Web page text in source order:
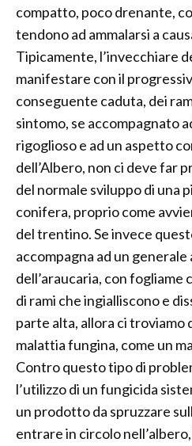
compatto, poco drenante,
tendono ad ammalarsi a
Tipicamente, l’invecchiare
manifestare con il
conseguente caduta, dei
sintomo, se accompagnato
rigoglioso e ad un aspetto
dell’Albero, non ci deve far
del normale sviluppo di una
conifera, proprio come
del trentino. Se invece
accompagna ad un
dell’araucaria, con fogliame
di rami che ingialliscono e
parte alta, allora ci troviamo
malattia fungina, come un
Contro questo tipo di
l’utilizzo di un fungicida
un prodotto da spruzzare
entrare in circolo